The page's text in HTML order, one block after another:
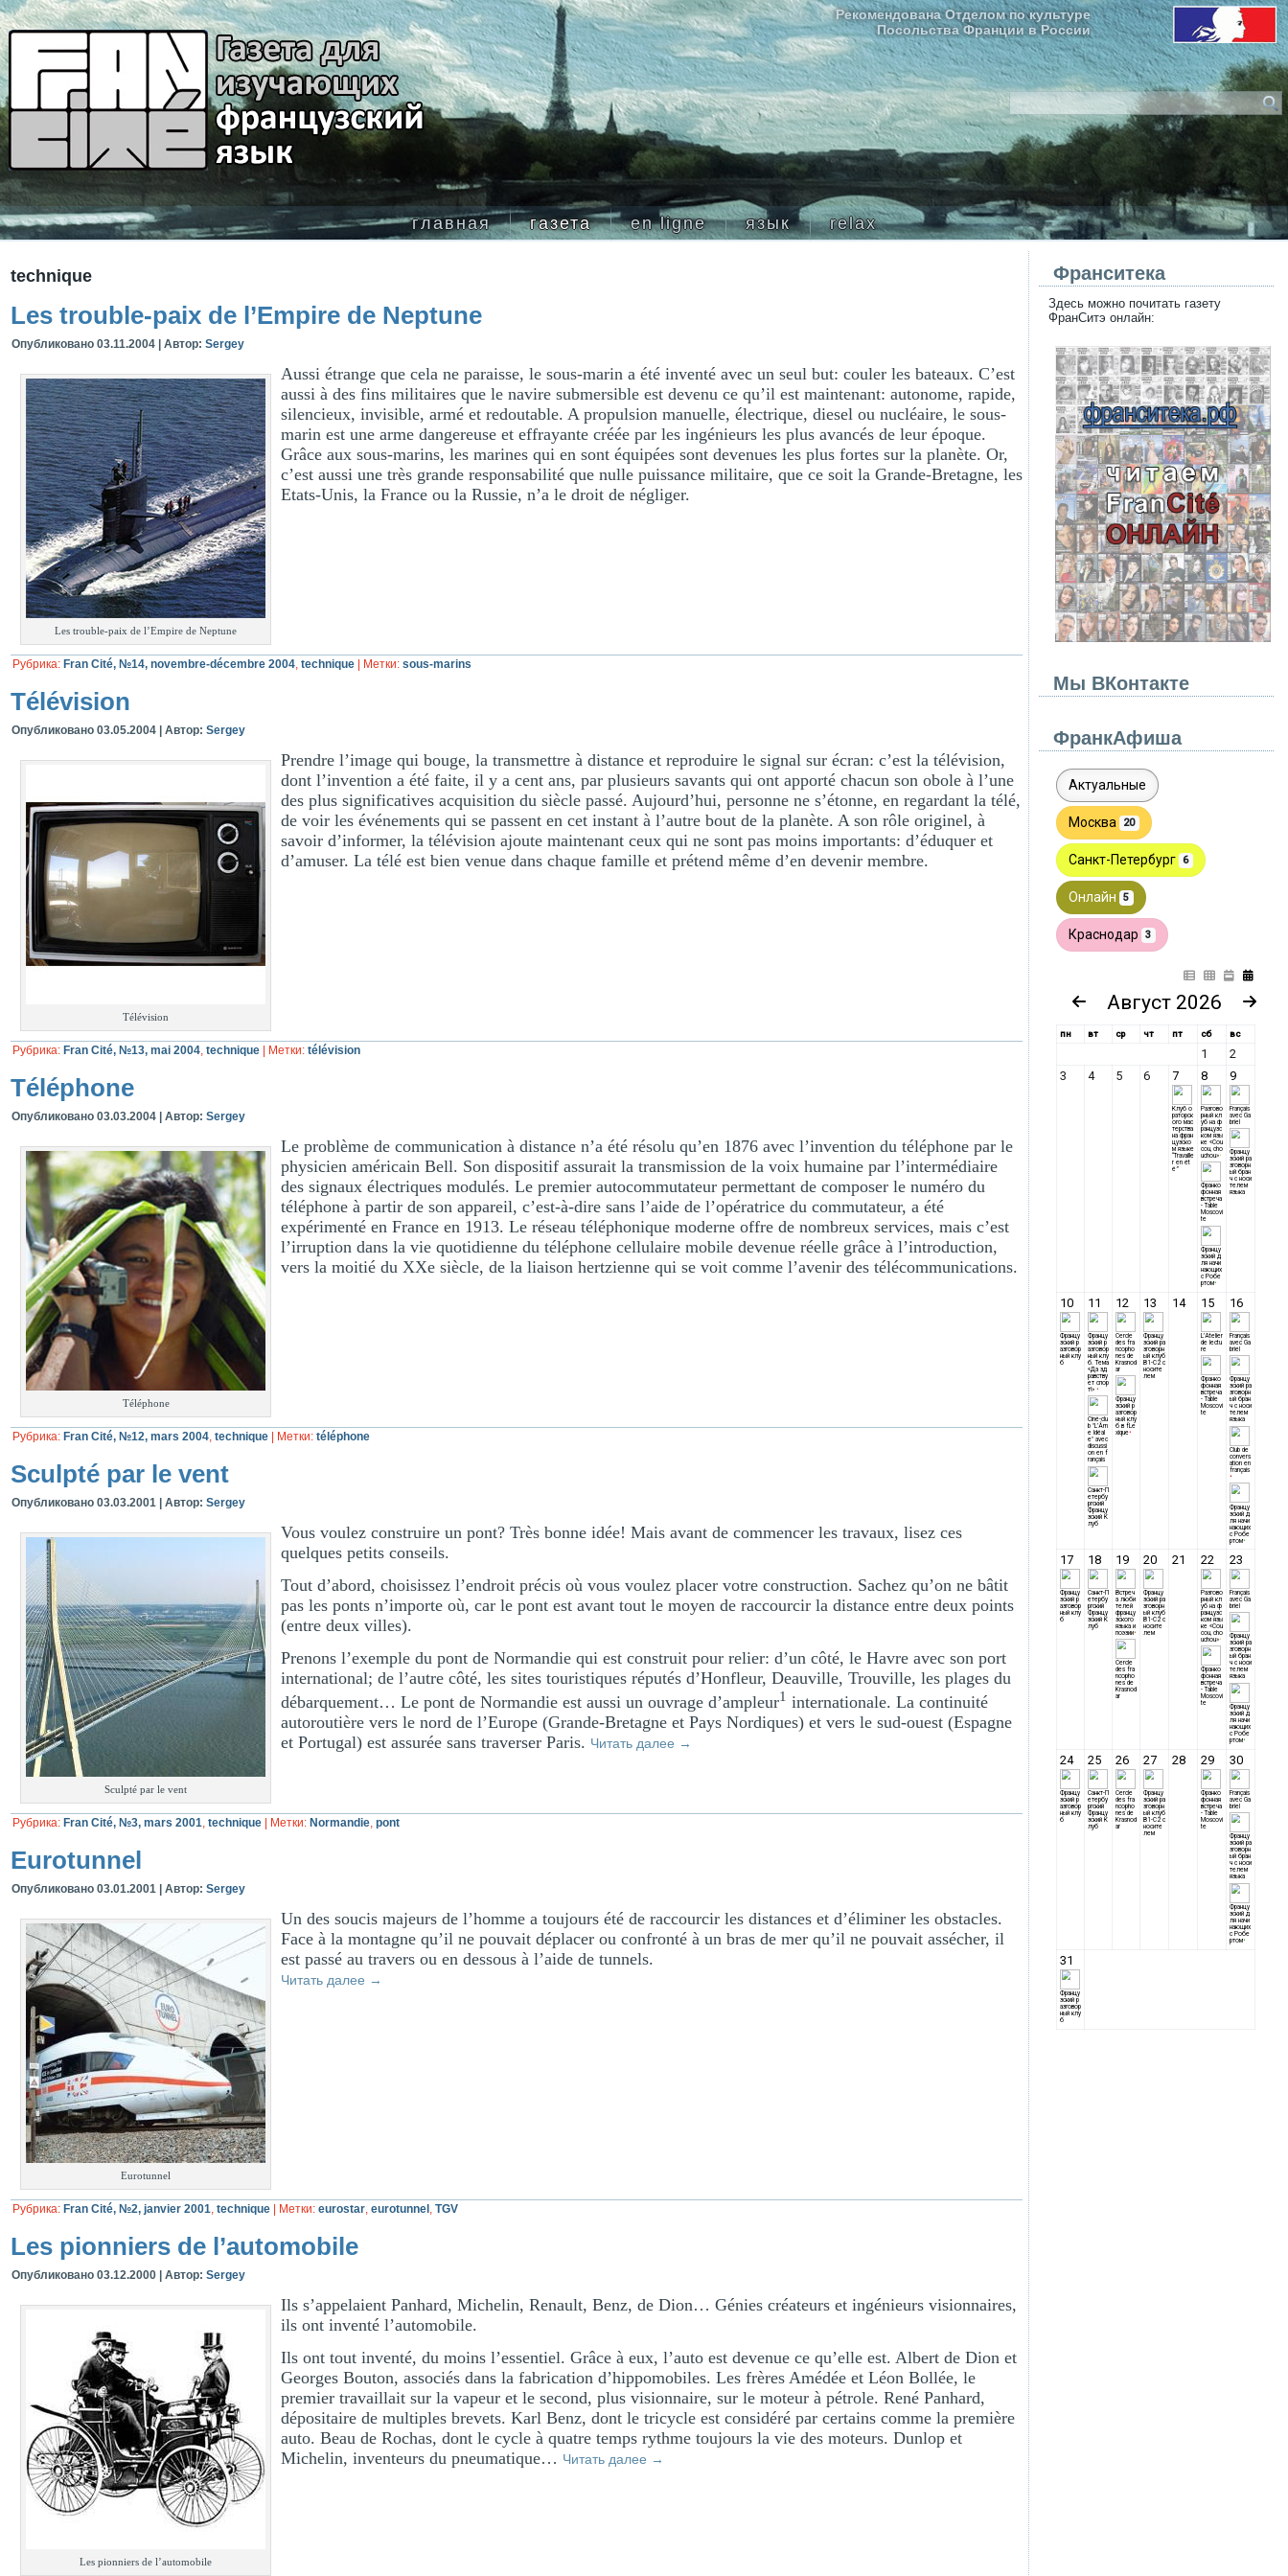
Рекомендована Отделом по культуре
Посольства Франции в России
главная газета en ligne язык relax
technique
Les trouble-paix de l’Empire de Neptune
Опубликовано 03.11.2004 Автор: Sergey
Les trouble-paix de l’Empire de Neptune
Aussi étrange que cela ne paraisse, le sous-marin a été inventé avec un seul but: couler les bateaux. C’est
aussi à des fins militaires que le navire submersible est devenu ce qu’il est maintenant: autonome, rapide,
silencieux, invisible, armé et redoutable. A propulsion manuelle, électrique, diesel ou nucléaire, le sous-
marin est une arme dangereuse et effrayante créée par les ingénieurs les plus avancés de leur époque.
Grâce aux sous-marins, les marines qui en sont équipées sont devenues les plus fortes sur la planète. Or,
c’est aussi une très grande responsabilité que nulle puissance militaire, que ce soit la Grande-Bretagne, les
Etats-Unis, la France ou la Russie, n’a le droit de négliger.
Рубрика: Fran Cité, №14, novembre-décembre 2004, technique Метки: sous-marins
Télévision
Опубликовано 03.05.2004 Автор: Sergey
Télévision
Prendre l’image qui bouge, la transmettre à distance et reproduire le signal sur écran: c’est la télévision,
dont l’invention a été faite, il y a cent ans, par plusieurs savants qui ont apporté chacun son obole à l’une
des plus significatives acquisition du siècle passé. Aujourd’hui, personne ne s’étonne, en regardant la télé,
de voir les événements qui se passent en cet instant à l’autre bout de la planète. A son rôle originel, à
savoir d’informer, la télévision ajoute maintenant ceux qui ne sont pas moins importants: d’éduquer et
d’amuser. La télé est bien venue dans chaque famille et prétend même d’en devenir membre.
Рубрика: Fran Cité, №13, mai 2004, technique Метки: télévision
Téléphone
Опубликовано 03.03.2004 Автор: Sergey
Téléphone
Le problème de communication à distance n’a été résolu qu’en 1876 avec l’invention du téléphone par le
physicien américain Bell. Son dispositif assurait la transmission de la voix humaine par l’intermédiaire
des signaux électriques modulés. Le premier autocommutateur permettant de composer le numéro du
téléphone à partir de son appareil, c’est-à-dire sans l’aide de l’opératrice du commutateur, a été
expérimenté en France en 1913. Le réseau téléphonique moderne offre de nombreux services, mais c’est
l’irruption dans la vie quotidienne du téléphone cellulaire mobile devenue réelle grâce à l’introduction,
vers la moitié du XXe siècle, de la liaison hertzienne qui se voit comme l’avenir des télécommunications.
Рубрика: Fran Cité, №12, mars 2004, technique Метки: téléphone
Sculpté par le vent
Опубликовано 03.03.2001 Автор: Sergey
Sculpté par le vent
Vous voulez construire un pont? Très bonne idée! Mais avant de commencer les travaux, lisez ces
quelques petits conseils.
Tout d’abord, choisissez l’endroit précis où vous voulez placer votre construction. Sachez qu’on ne bâtit
pas les ponts n’importe où, car le pont est avant tout le moyen de raccourcir la distance entre deux points
(entre deux villes).
Prenons l’exemple du pont de Normandie qui est construit pour relier: d’un côté, le Havre avec son port
international; de l’autre côté, les sites touristiques réputés d’Honfleur, Deauville, Trouville, les plages du
débarquement… Le pont de Normandie est aussi un ouvrage d’ampleur1 internationale. La continuité
autoroutière vers le nord de l’Europe (Grande-Bretagne et Pays Nordiques) et vers le sud-ouest (Espagne
et Portugal) est assurée sans traverser Paris. Читать далее →
Рубрика: Fran Cité, №3, mars 2001, technique Метки: Normandie, pont
Eurotunnel
Опубликовано 03.01.2001 Автор: Sergey
Eurotunnel
Un des soucis majeurs de l’homme a toujours été de raccourcir les distances et d’éliminer les obstacles.
Face à la montagne qu’il ne pouvait déplacer ou confronté à un bras de mer qu’il ne pouvait assécher, il
est passé au travers ou en dessous à l’aide de tunnels.
Читать далее →
Рубрика: Fran Cité, №2, janvier 2001, technique Метки: eurostar, eurotunnel , TGV
Les pionniers de l’automobile
Опубликовано 03.12.2000 Автор: Sergey
Les pionniers de l’automobile
Ils s’appelaient Panhard, Michelin, Renault, Benz, de Dion… Génies créateurs et ingénieurs visionnaires,
ils ont inventé l’automobile.
Ils ont tout inventé, du moins l’essentiel. Grâce à eux, l’auto est devenue ce qu’elle est. Albert de Dion et
Georges Bouton, associés dans la fabrication d’hippomobiles. Les frères Amédée et Léon Bollée, le
premier travaillait sur la vapeur et le second, plus visionnaire, sur le moteur à pétrole. René Panhard,
dépositaire de multiples brevets. Karl Benz, dont le tricycle est considéré par certains comme la première
auto. Beau de Rochas, dont le cycle à quatre temps rythme toujours la vie des moteurs. Dunlop et
Michelin, inventeurs du pneumatique… Читать далее →
Франситека
Здесь можно почитать газету
ФранСитэ онлайн:
Мы ВКонтакте
ФранкАфиша